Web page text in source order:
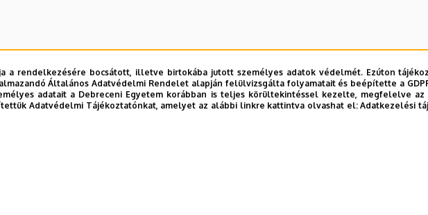
a rendelkezésére bocsátott, illetve birtokába jutott személyes adatok védelmét. Ezúton
Általános Adatvédelmi Rendelet alapján felülvizsgálta folyamatait és beépítette a
adatait a Debreceni Egyetem korábban is teljes körültekintéssel kezelte, megfelelve
Adatvédelmi Tájékoztatónkat, amelyet az alábbi linkre kattintva olvashat el:Adatkezelési